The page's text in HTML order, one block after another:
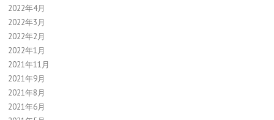
2022年4月
2022年3月
2022年2月
2022年1月
2021年11月
2021年9月
2021年8月
2021年6月